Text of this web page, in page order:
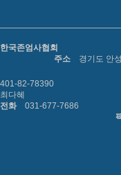
한국존엄사협회
주소
경기도 안
401-82-78390
최다혜
전화
031-677-7686